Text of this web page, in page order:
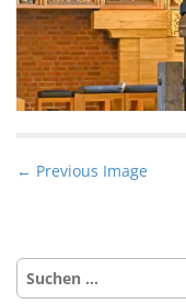
P
t
n
← Previous Image
Suche
nach: